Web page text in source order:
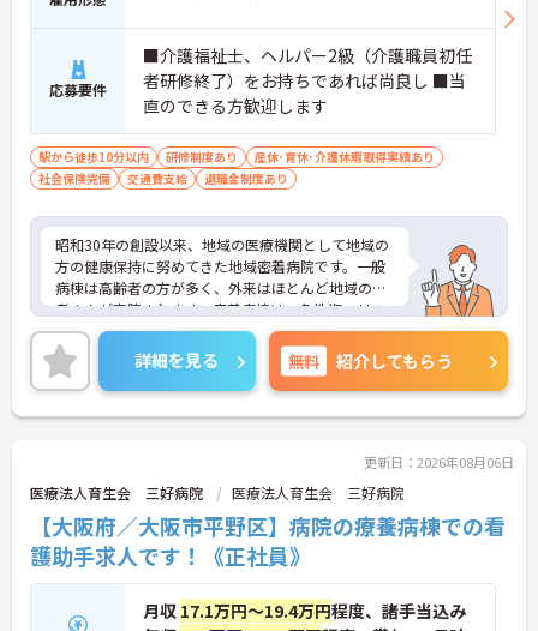
応募要件
■介護福祉士、ヘルパー2級（介護職員初任
者研修終了）をお持ちであれば尚良し ■当
直のできる方歓迎します
駅から徒歩10分以内 研修制度あり
産休･育休･介護休暇取得実績あり
社会保険完備
交通費支給 退職金制度あり
昭和30年の創設以来、地域の医療機関として地域の
方の健康保持に努めてきた地域密着病院です。一般
病棟は高齢者の方が多く、外来はほとんど地域の患
者さんが来院されます。療養病棟は、急性期、リハ
ビリ期の治療・訓練を終えられた患者様が、安心し
て療養生活を送れるよう、家族の心を持って「心の
通う医療・介護」を目指しています。
詳細を見る 無料 紹介してもらう
更新日：2026年08月06日
医療法人育生会 三好病院 医療法人育生会 三好病院
【大阪府／大阪市平野区】病院の療養病棟での看
護助手求人です！《正社員》
月収 17.1万円～19.4万円程度、諸手当込み